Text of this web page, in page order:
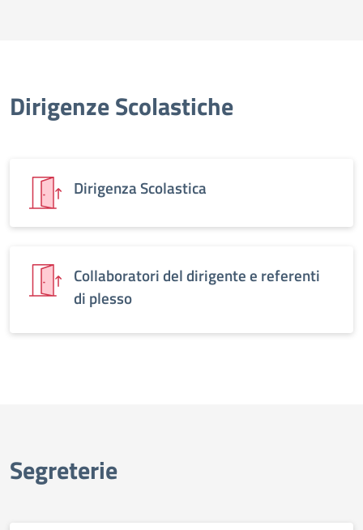
Dirigenze Scolastiche
Dirigenza Scolastica
Collaboratori del dirigente e referenti
di plesso
Segreterie